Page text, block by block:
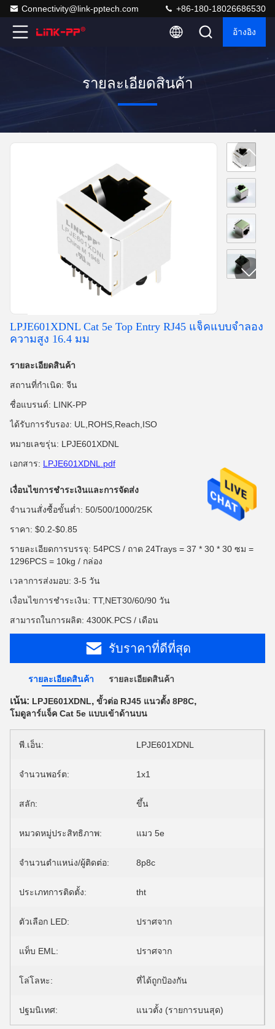
Connectivity@link-pptech.com +86-180-18026686530
อ้างอิง
รายละเอียดสินค้า
LPJE601XDNL Cat 5e Top Entry RJ45 แจ็คแบบจําลอง
ความสูง 16.4 มม
รายละเอียดสินค้า
สถานที่กำเนิด: จีน
ชื่อแบรนด์: LINK-PP
ได้รับการรับรอง: UL,ROHS,Reach,ISO
หมายเลขรุ่น: LPJE601XDNL
เอกสาร: LPJE601XDNL.pdf
เงื่อนไขการชำระเงินและการจัดส่ง
จำนวนสั่งซื้อขั้นต่ำ: 50/500/1000/25K
ราคา: $0.2-$0.85
รายละเอียดการบรรจุ: 54PCS / ถาด 24Trays = 37 * 30 * 30 ซม =
1296PCS = 10kg / กล่อง
เวลาการส่งมอบ: 3-5 วัน
เงื่อนไขการชำระเงิน: TT,NET30/60/90 วัน
สามารถในการผลิต: 4300K.PCS / เดือน
รับราคาที่ดีที่สุด
รายละเอียดสินค้า รายละเอียดสินค้า
เน้น: LPJE601XDNL, ขั้วต่อ RJ45 แนวตั้ง 8P8C,
โมดูลาร์แจ็ค Cat 5e แบบเข้าด้านบน
พี.เอ็น: LPJE601XDNL
จำนวนพอร์ต: 1x1
สลัก: ขึ้น
หมวดหมู่ประสิทธิภาพ: แมว 5e
จำนวนตำแหน่ง/ผู้ติดต่อ: 8p8c
ประเภทการติดตั้ง: tht
ตัวเลือก LED: ปราศจาก
แท็บ EML: ปราศจาก
โล่โลหะ: ที่ได้ถูกป้องกัน
ปฐมนิเทศ: แนวตั้ง (รายการบนสุด)